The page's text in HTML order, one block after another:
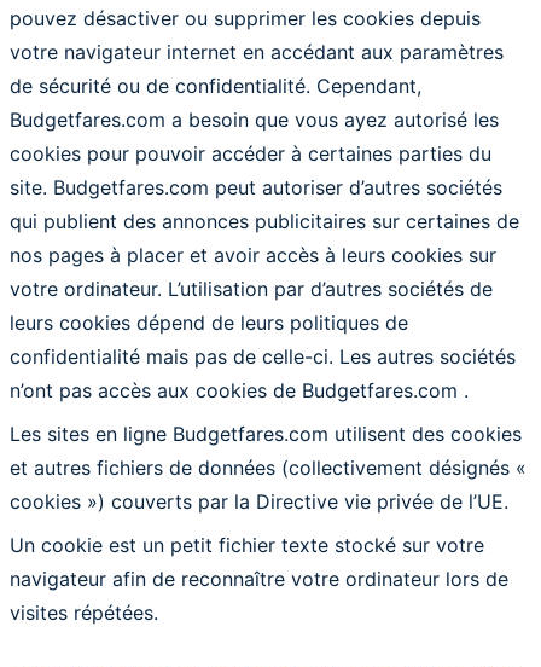
pouvez désactiver ou supprimer les cookies depuis
votre navigateur internet en accédant aux paramètres
de sécurité ou de confidentialité. Cependant,
Budgetfares.com a besoin que vous ayez autorisé les
cookies pour pouvoir accéder à certaines parties du
site. Budgetfares.com peut autoriser d’autres sociétés
qui publient des annonces publicitaires sur certaines de
nos pages à placer et avoir accès à leurs cookies sur
votre ordinateur. L’utilisation par d’autres sociétés de
leurs cookies dépend de leurs politiques de
confidentialité mais pas de celle-ci. Les autres sociétés
n’ont pas accès aux cookies de Budgetfares.com .
Les sites en ligne Budgetfares.com utilisent des cookies
et autres fichiers de données (collectivement désignés «
cookies ») couverts par la Directive vie privée de l’UE.
Un cookie est un petit fichier texte stocké sur votre
navigateur afin de reconnaître votre ordinateur lors de
visites répétées.